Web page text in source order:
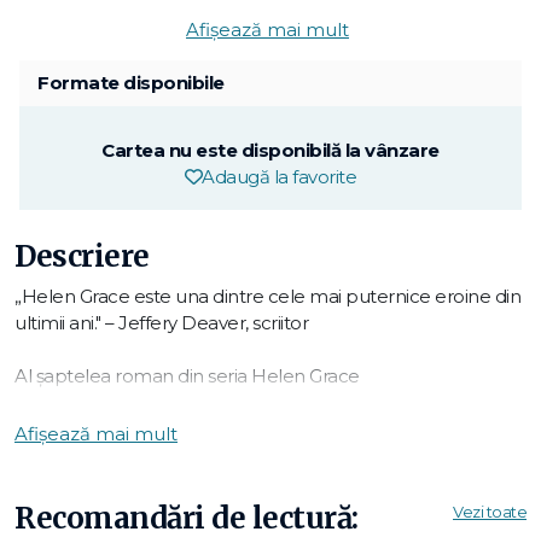
Afișează mai mult
Formate disponibile
Cartea nu este disponibilă la vânzare
Adaugă la favorite
Descriere
„Helen Grace este una dintre cele mai puternice eroine din
ultimii ani." – Jeffery Deaver, scriitor
Al șaptelea roman din seria Helen Grace
Trupul unei femei zace în mijlocul drumului. La prima
asasinat cu sânge rece. De ce ar vrea cineva să omoare o
femeie cumsecade?
Afișează mai mult
Recomandări de lectură: Vezi toate